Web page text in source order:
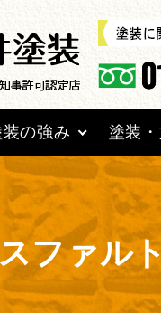
の強み 塗装
ファル